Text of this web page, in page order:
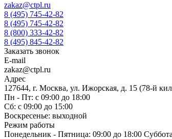
zakaz@ctpl.ru
8 (495) 745-42-82
8 (495) 745-42-82
8 (800) 333-42-82
8 (495) 845-42-82
Заказать звонок
E-mail
zakaz@ctpl.ru
Адрес
127644, г. Москва, ул. Ижорская, д. 15 (78-й
Пн - Пт: с 09:00 до 18:00
Сб: с 09:00 до 15:00
Воскресенье: выходной
Режим работы
Понедельник - Пятница: 09:00 до 18:00